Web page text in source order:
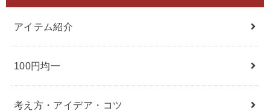
アイテム紹介
100円均一
考え方・アイデア・コツ